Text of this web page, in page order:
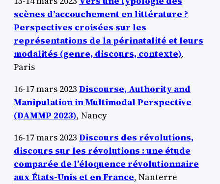
scènes d’accouchement en littérature ?
Perspectives croisées sur les
représentations de la périnatalité et leurs
modalités (genre, discours, contexte),
Paris
16-17 mars 2023 Discourse, Authority and
Manipulation in Multimodal Perspective
(DAMMP 2023), Nancy
16-17 mars 2023 Discours des révolutions,
discours sur les révolutions : une étude
comparée de l’éloquence révolutionnaire
aux États-Unis et en France, Nanterre